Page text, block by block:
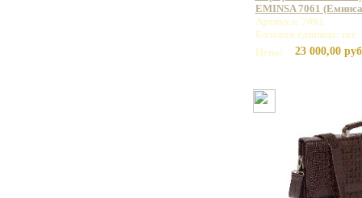
EMINSA 7061
Артикул: 7061
Базовая единица: шт
Цена:
23 000,00